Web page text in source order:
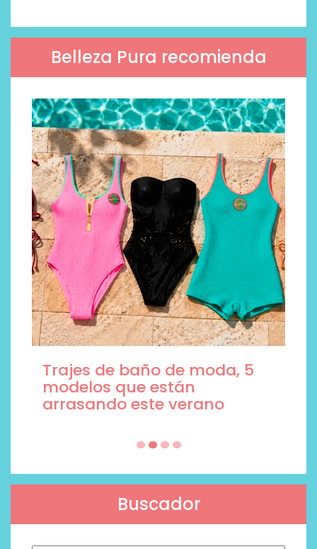
Belleza Pura recomienda
Trajes de baño de moda, 5
modelos que están
arrasando este verano
Buscador